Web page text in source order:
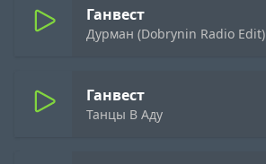
Ганвест
Дурман (Dobrynin Radio Edit)
Ганвест
Танцы В Аду